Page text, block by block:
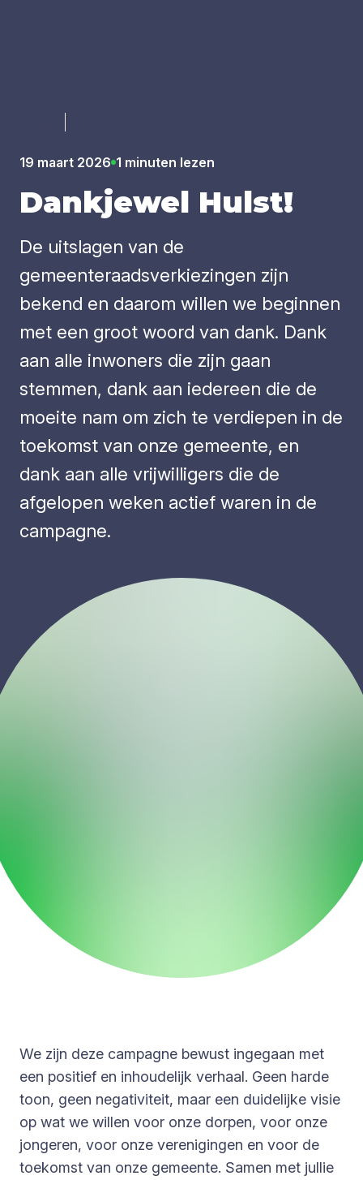
19 maart 2026 1 minuten lezen
Dank­je­wel Hulst!
De uitslagen van de
gemeenteraadsverkiezingen zijn
bekend en daarom willen we beginnen
met een groot woord van dank. Dank
aan alle inwoners die zijn gaan
stemmen, dank aan iedereen die de
moeite nam om zich te verdiepen in de
toekomst van onze gemeente, en
dank aan alle vrijwilligers die de
afgelopen weken actief waren in de
campagne.
We zijn deze campagne bewust ingegaan met
een positief en inhoudelijk verhaal. Geen harde
toon, geen negativiteit, maar een duidelijke visie
op wat we willen voor onze dorpen, voor onze
jongeren, voor onze verenigingen en voor de
toekomst van onze gemeente. Samen met jullie